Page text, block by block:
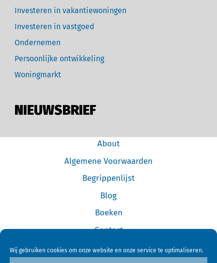
Wij gebruiken cookies om onze website en onze service te optimaliseren.
Investeren in vakantiewoningen
Investeren in vastgoed
Ondernemen
Persoonlijke ontwikkeling
Woningmarkt
NIEUWSBRIEF
About
Algemene Voorwaarden
Begrippenlijst
Blog
Boeken
Contact
Cookiebeleid (EU)